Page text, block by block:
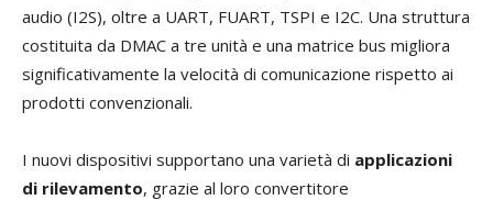
audio (I2S), oltre a UART, FUART, TSPI e I2C. Una struttura
costituita da DMAC a tre unità e una matrice bus migliora
significativamente la velocità di comunicazione rispetto ai
prodotti convenzionali.
I nuovi dispositivi supportano una varietà di applicazioni
di rilevamento, grazie al loro convertitore